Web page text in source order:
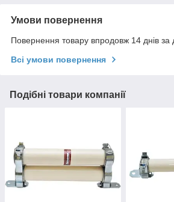
Умови повернення
Повернення товару впродовж 14 днів за
Всі умови повернення
Подібні товари компанії